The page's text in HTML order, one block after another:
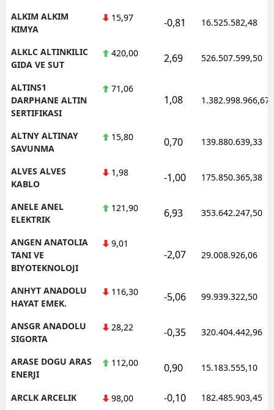
ALKIM ALKIM
KIMYA
15,97 -0,81 16.525.582,48
ALKLC ALTINKILIC
GIDA VE SUT
420,00 2,69 526.507.599,50
ALTINS1
DARPHANE ALTIN
SERTIFIKASI
71,06
1,08 1.382.998.966,67
ALTNY ALTINAY
SAVUNMA
15,80 0,70 139.880.639,33
ALVES ALVES
KABLO
1,98 -1,00 175.850.365,38
ANELE ANEL
ELEKTRIK
121,90 6,93 353.642.247,50
ANGEN ANATOLIA
TANI VE
BIYOTEKNOLOJI
9,01
-2,07 29.008.926,06
ANHYT ANADOLU
HAYAT EMEK.
116,30 -5,06 99.939.322,50
ANSGR ANADOLU
SIGORTA
28,22 -0,35 320.404.442,96
ARASE DOGU ARAS
ENERJI
112,00 0,90 15.183.555,10
ARCLK ARCELIK 98,00 -0,10 182.485.903,45